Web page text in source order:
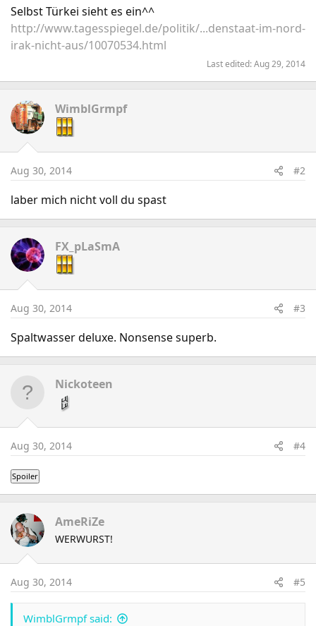
Selbst Türkei sieht es ein^^
http://www.tagesspiegel.de/politik/...denstaat-im-nord-
irak-nicht-aus/10070534.html
Last edited:Aug 29, 2014
WimblGrmpf
Aug 30, 2014 #2
laber mich nicht voll du spast
FX_pLaSmA
Aug 30, 2014 #3
Spaltwasser deluxe. Nonsense superb.
Nickoteen
Aug 30, 2014 #4
AmeRiZe
WERWURST!
Aug 30, 2014 #5
WimblGrmpf said: